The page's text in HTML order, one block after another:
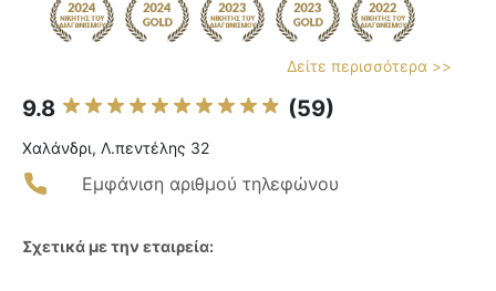
Δείτε περισσότερα >>
9.8 (59)
Χαλάνδρι, Λ.πεντέλης 32
Εμφάνιση αριθμού τηλεφώνου
Σχετικά με την εταιρεία: